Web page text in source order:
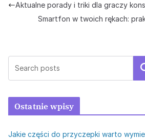
Aktualne porady i triki dla graczy
Smartfon w twoich rękach:
Ostatnie wpisy
Jakie części do przyczepki warto